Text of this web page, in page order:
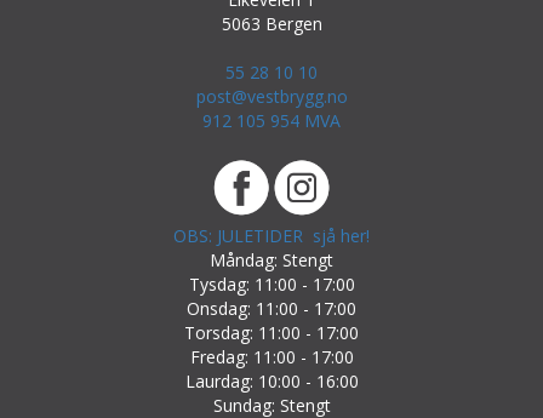
5063 Bergen
55 28 10 10
post@vestbrygg.no
912 105 954 MVA
OBS: JULETIDER sjå her!
Måndag: Stengt
Tysdag: 11:00 - 17:00
Onsdag: 11:00 - 17:00
Torsdag: 11:00 - 17:00
Fredag: 11:00 - 17:00
Laurdag: 10:00 - 16:00
Sundag: Stengt